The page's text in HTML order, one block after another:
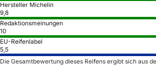
Hersteller Michelin
9,8
Redaktionsmeinungen
10
EU-Reifenlabel
5,5
Die Gesamtbewertung dieses Reifens ergibt sich aus